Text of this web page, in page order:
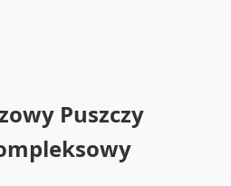
Puszczy